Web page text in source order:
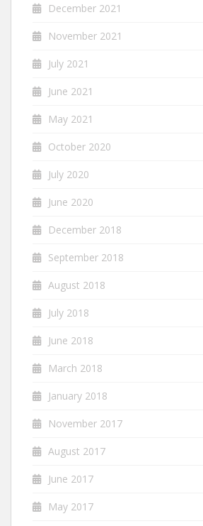
December 2021
November 2021
July 2021
June 2021
May 2021
October 2020
July 2020
June 2020
December 2018
September 2018
August 2018
July 2018
June 2018
March 2018
January 2018
November 2017
August 2017
June 2017
May 2017